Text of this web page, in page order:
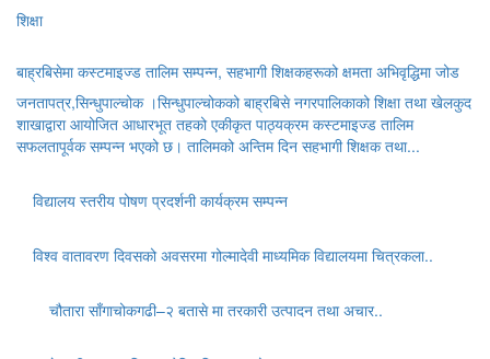
शिक्षा
बाह्रबिसेमा कस्टमाइज्ड तालिम सम्पन्न, सहभागी शिक्षकहरूको क्षमता अभिवृद्धिमा जोड
जनतापत्र,सिन्धुपाल्चोक ।सिन्धुपाल्चोकको बाह्रबिसे नगरपालिकाको शिक्षा तथा खेलकुद
शाखाद्वारा आयोजित आधारभूत तहको एकीकृत पाठ्यक्रम कस्टमाइज्ड तालिम
सफलतापूर्वक सम्पन्न भएको छ। तालिमको अन्तिम दिन सहभागी शिक्षक तथा...
विद्यालय स्तरीय पोषण प्रदर्शनी कार्यक्रम सम्पन्न
विश्व वातावरण दिवसको अवसरमा गोल्मादेवी माध्यमिक विद्यालयमा चित्रकला..
चौतारा साँगाचोकगढी–२ बतासे मा तरकारी उत्पादन तथा अचार..